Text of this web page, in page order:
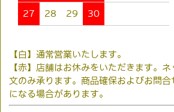
27 28 29 30
【白】通常営業いたします。
【赤】店舗はお休みをいただきます。
文のみ承ります。商品確保およびお問
になる場合があります。